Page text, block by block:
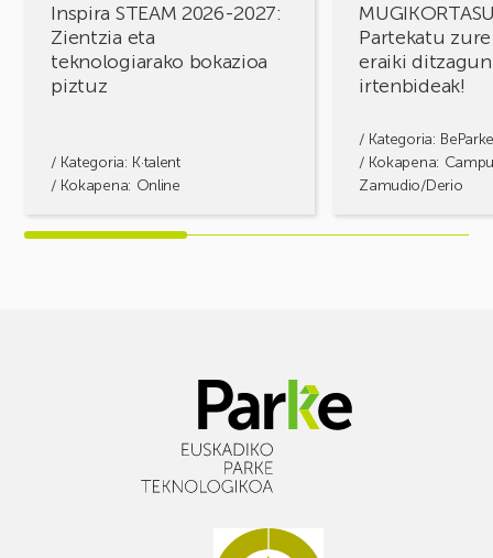
Inspira STEAM 2026-2027:
Zientzia eta
teknologiarako bokazioa
piztuz
/ Kategoria: K·talent
/ Kokapena: Online
Partekatu
eraiki ditzagun
irtenbideak!
/ Kategoria:
/ Kokapena:
Zamudio/Derio